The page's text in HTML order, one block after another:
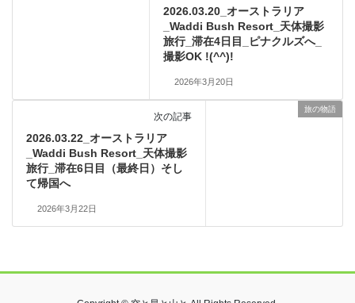
2026.03.20_オーストラリア
_Waddi Bush Resort_天体撮影
旅行_滞在4日目_ピナクルズへ_
撮影OK !(^^)!
2026年3月20日
旅の物語
次の記事
2026.03.22_オーストラリア
_Waddi Bush Resort_天体撮影
旅行_滞在6日目（最終日）そし
て帰国へ
2026年3月22日